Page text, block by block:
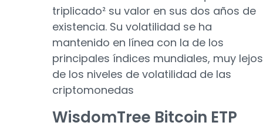
triplicado² su valor en sus dos años de
existencia. Su volatilidad se ha
mantenido en línea con la de los
principales índices mundiales, muy lejos
de los niveles de volatilidad de las
criptomonedas
WisdomTree Bitcoin ETP